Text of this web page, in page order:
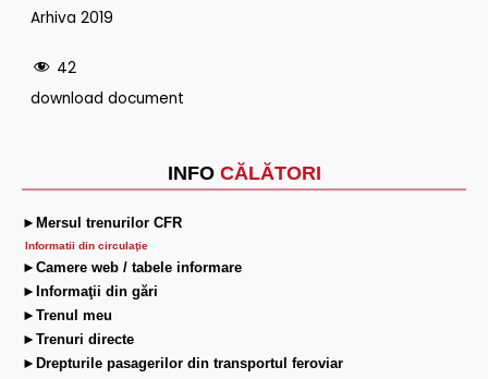
INFO CĂLĂTORI
►Mersul trenurilor CFR
Informatii din circulaţie
►Camere web / tabele informare
►Informaţii din gări
►Trenul meu
►Trenuri directe
►Drepturile pasagerilor din transportul feroviar
Arhiva 2019
42
download document